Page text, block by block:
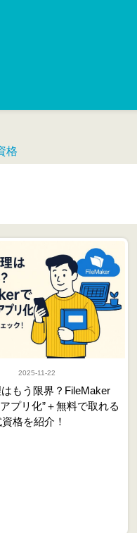
格
2025-11-22
もう限界？FileMaker
プリ化”＋無料で取れる
格を紹介！